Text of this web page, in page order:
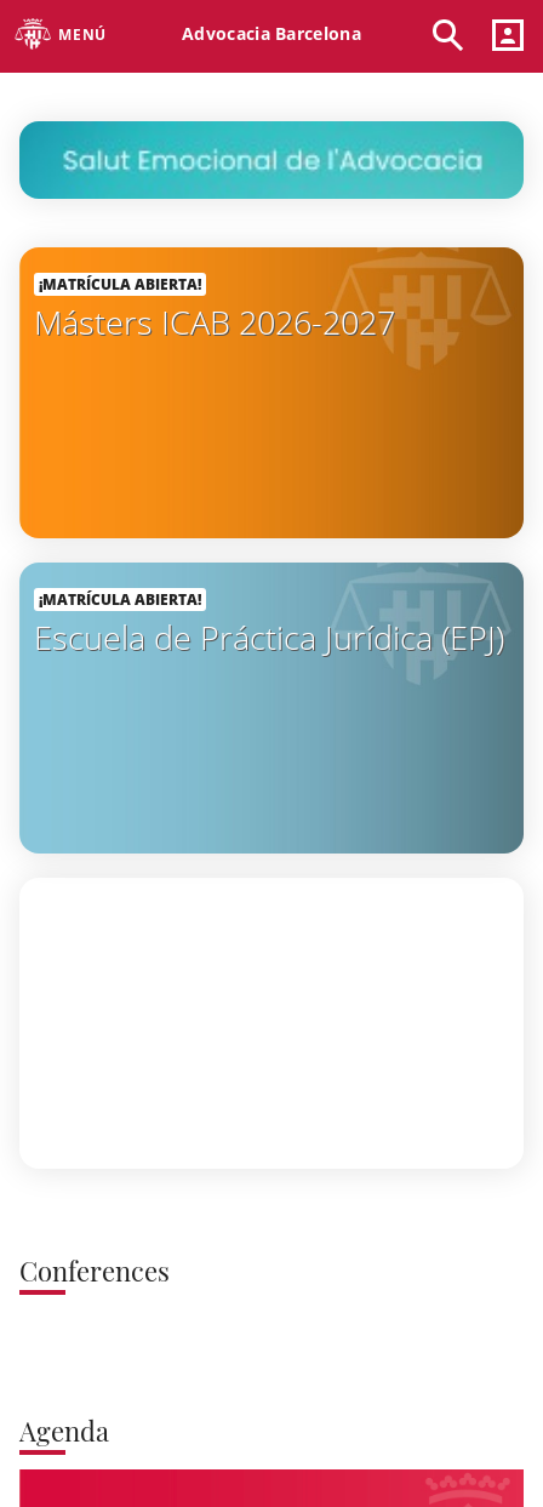
MENÚ Advocacia Barcelona
¡MATRÍCULA ABIERTA!
Másters ICAB 2026-2027
¡MATRÍCULA ABIERTA!
Escuela de Práctica Jurídica (EPJ)
Conferences
Agenda